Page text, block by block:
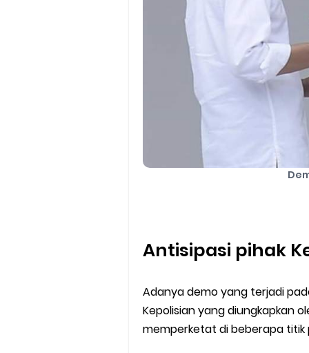
Antisipasi pihak
Adanya demo yang terjadi
Kepolisian yang diungkapkan
memperketat di beberapa titik